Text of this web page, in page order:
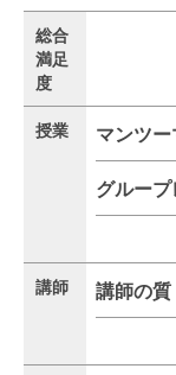
総合
満足
度
授業 マンツ
グルー
講師 講師の質